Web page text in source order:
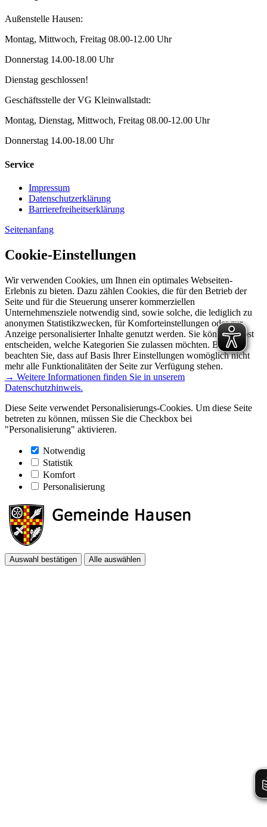
Außenstelle Hausen:
Montag, Mittwoch, Freitag 08.00-12.00 Uhr
Donnerstag 14.00-18.00 Uhr
Dienstag geschlossen!
Geschäftsstelle der VG Kleinwallstadt:
Montag, Dienstag, Mittwoch, Freitag 08.00-12.00 Uhr
Donnerstag 14.00-18.00 Uhr
Service
Impressum
Datenschutzerklärung
Barrierefreiheitserklärung
Seitenanfang
Cookie-Einstellungen
Wir verwenden Cookies, um Ihnen ein optimales Webseiten-
Erlebnis zu bieten. Dazu zählen Cookies, die für den Betrieb der
Seite und für die Steuerung unserer kommerziellen
Unternehmensziele notwendig sind, sowie solche, die lediglich zu
anonymen Statistikzwecken, für Komforteinstellungen oder zur
Anzeige personalisierter Inhalte genutzt werden. Sie können selbst
entscheiden, welche Kategorien Sie zulassen möchten. Bitte
beachten Sie, dass auf Basis Ihrer Einstellungen womöglich nicht
mehr alle Funktionalitäten der Seite zur Verfügung stehen.
→ Weitere Informationen finden Sie in unserem
Datenschutzhinweis.
Diese Seite verwendet Personalisierungs-Cookies. Um diese Seite
betreten zu können, müssen Sie die Checkbox bei
"Personalisierung" aktivieren.
Notwendig
Statistik
Komfort
Personalisierung
Auswahl bestätigen Alle auswählen